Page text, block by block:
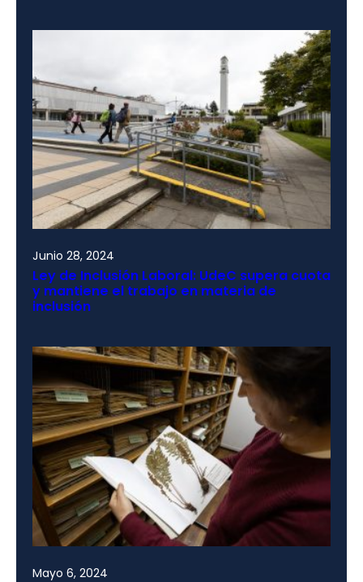
Junio 28, 2024
Ley de Inclusión Laboral: UdeC supera cuota
y mantiene el trabajo en materia de
inclusión
Mayo 6, 2024